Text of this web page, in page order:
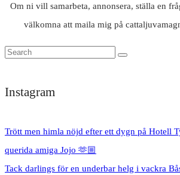
Om ni vill samarbeta, annonsera, ställa en
välkomna att maila mig på
Instagram
Trött men himla nöjd efter ett dygn på Hotell
querida amiga Jojo 🫶🏼
Tack darlings för en underbar helg i vackra